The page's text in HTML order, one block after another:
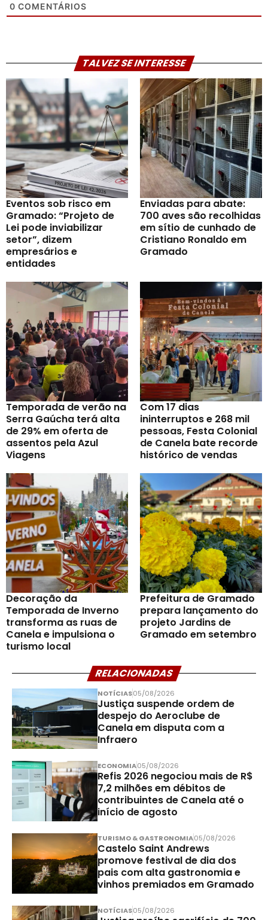
0 COMENTÁRIOS
TALVEZ SE INTERESSE
Eventos sob risco em
Gramado: “Projeto de
Lei pode inviabilizar
setor”, dizem
empresários e
entidades
Enviadas para abate:
700 aves são recolhidas
em sítio de cunhado de
Cristiano Ronaldo em
Gramado
Temporada de verão na
Serra Gaúcha terá alta
de 29% em oferta de
assentos pela Azul
Viagens
Com 17 dias
ininterruptos e 268 mil
pessoas, Festa Colonial
de Canela bate recorde
histórico de vendas
Decoração da
Temporada de Inverno
transforma as ruas de
Canela e impulsiona o
turismo local
Prefeitura de Gramado
prepara lançamento do
projeto Jardins de
Gramado em setembro
RELACIONADAS
NOTÍCIAS05/08/2026
Justiça suspende ordem de
despejo do Aeroclube de
Canela em disputa com a
Infraero
ECONOMIA05/08/2026
Refis 2026 negociou mais de R$
7,2 milhões em débitos de
contribuintes de Canela até o
início de agosto
TURISMO & GASTRONOMIA05/08/2026
Castelo Saint Andrews
promove festival de dia dos
pais com alta gastronomia e
vinhos premiados em Gramado
NOTÍCIAS05/08/2026